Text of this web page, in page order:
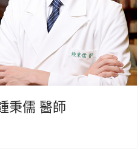
秉儒 醫師